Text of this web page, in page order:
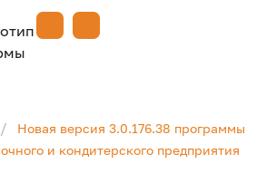
/
Новая версия 3.0.176.38 программы
и кондитерского предприятия
заявка успешно